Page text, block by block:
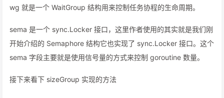
wg 就是一个 WaitGroup 结构用来控制任务协程的生命周期。
sema 是一个 sync.Locker 接口，这里作者使用的其实就是我们刚
开始介绍的 Semaphore 结构它也实现了 sync.Locker 接口。这个
sema 字段主要就是使用信号量的方式来控制 goroutine 数量。
接下来看下 sizeGroup 实现的方法